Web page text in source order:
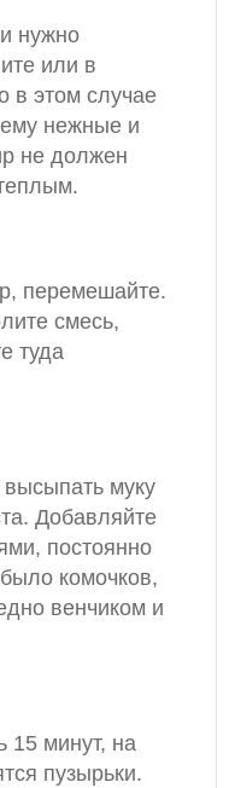
нужно
или в
в этом случае
нежные и
не должен
перемешайте.
смесь,
туда
высыпать муку
Добавляйте
постоянно
комочков,
венчиком и
15 минут, на
пузырьки.